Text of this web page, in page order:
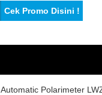
Cek Promo Disini !
Automatic Polarimeter